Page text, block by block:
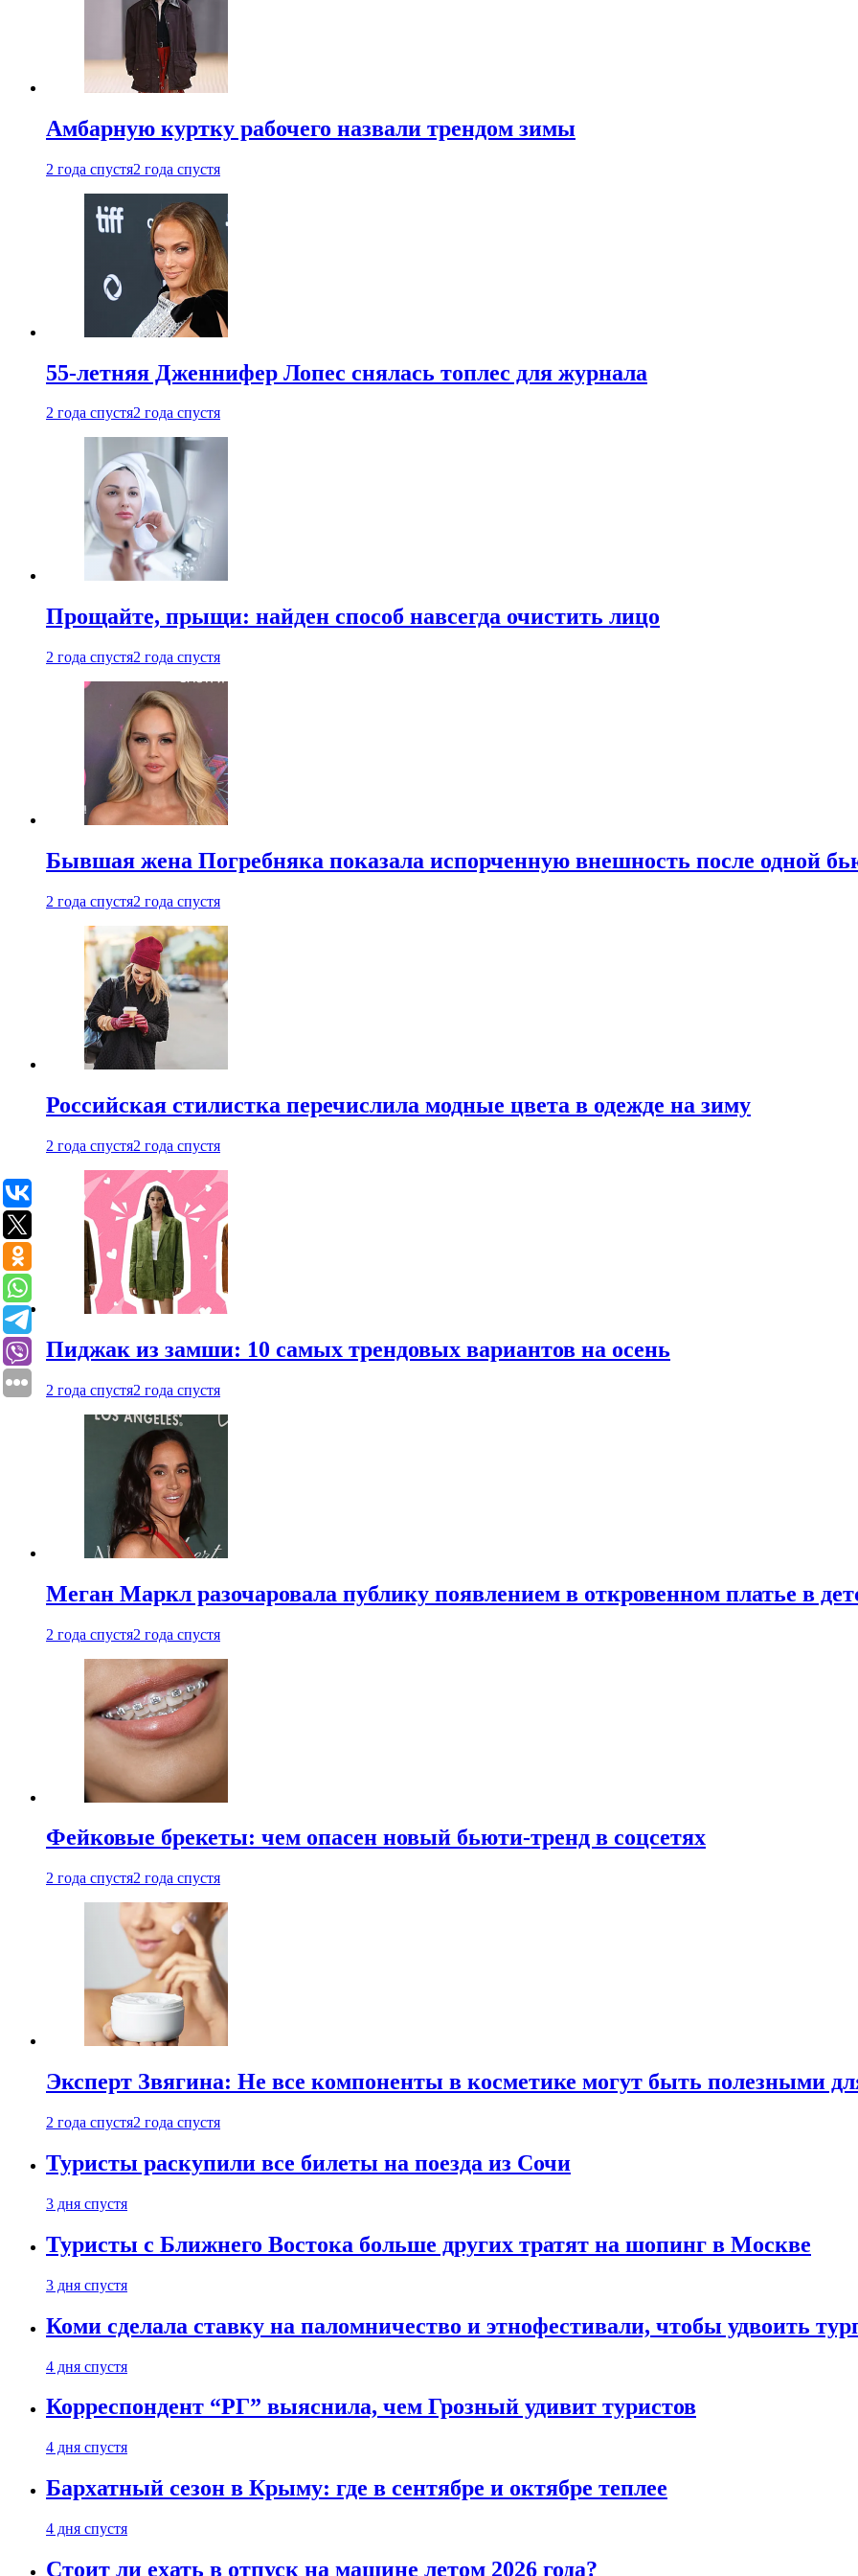
Амбарную куртку рабочего назвали трендом зимы
2 года спустя2 года спустя
55-летняя Дженнифер Лопес снялась топлес для журнала
2 года спустя2 года спустя
Прощайте, прыщи: найден способ навсегда очистить лицо
2 года спустя2 года спустя
Бывшая жена Погребняка показала испорченную внешность после одной
2 года спустя2 года спустя
Российская стилистка перечислила модные цвета в одежде на зиму
2 года спустя2 года спустя
Пиджак из замши: 10 самых трендовых вариантов на осень
2 года спустя2 года спустя
Меган Маркл разочаровала публику появлением в откровенном платье в
2 года спустя2 года спустя
Фейковые брекеты: чем опасен новый бьюти-тренд в соцсетях
2 года спустя2 года спустя
Эксперт Звягина: Не все компоненты в косметике могут быть полезными
2 года спустя2 года спустя
Туристы раскупили все билеты на поезда из Сочи
3 дня спустя
Туристы с Ближнего Востока больше других тратят на шопинг в Москве
3 дня спустя
Коми сделала ставку на паломничество и этнофестивали, чтобы удвоить
4 дня спустя
Корреспондент “РГ” выяснила, чем Грозный удивит туристов
4 дня спустя
Бархатный сезон в Крыму: где в сентябре и октябре теплее
4 дня спустя
Стоит ли ехать в отпуск на машине летом 2026 года?